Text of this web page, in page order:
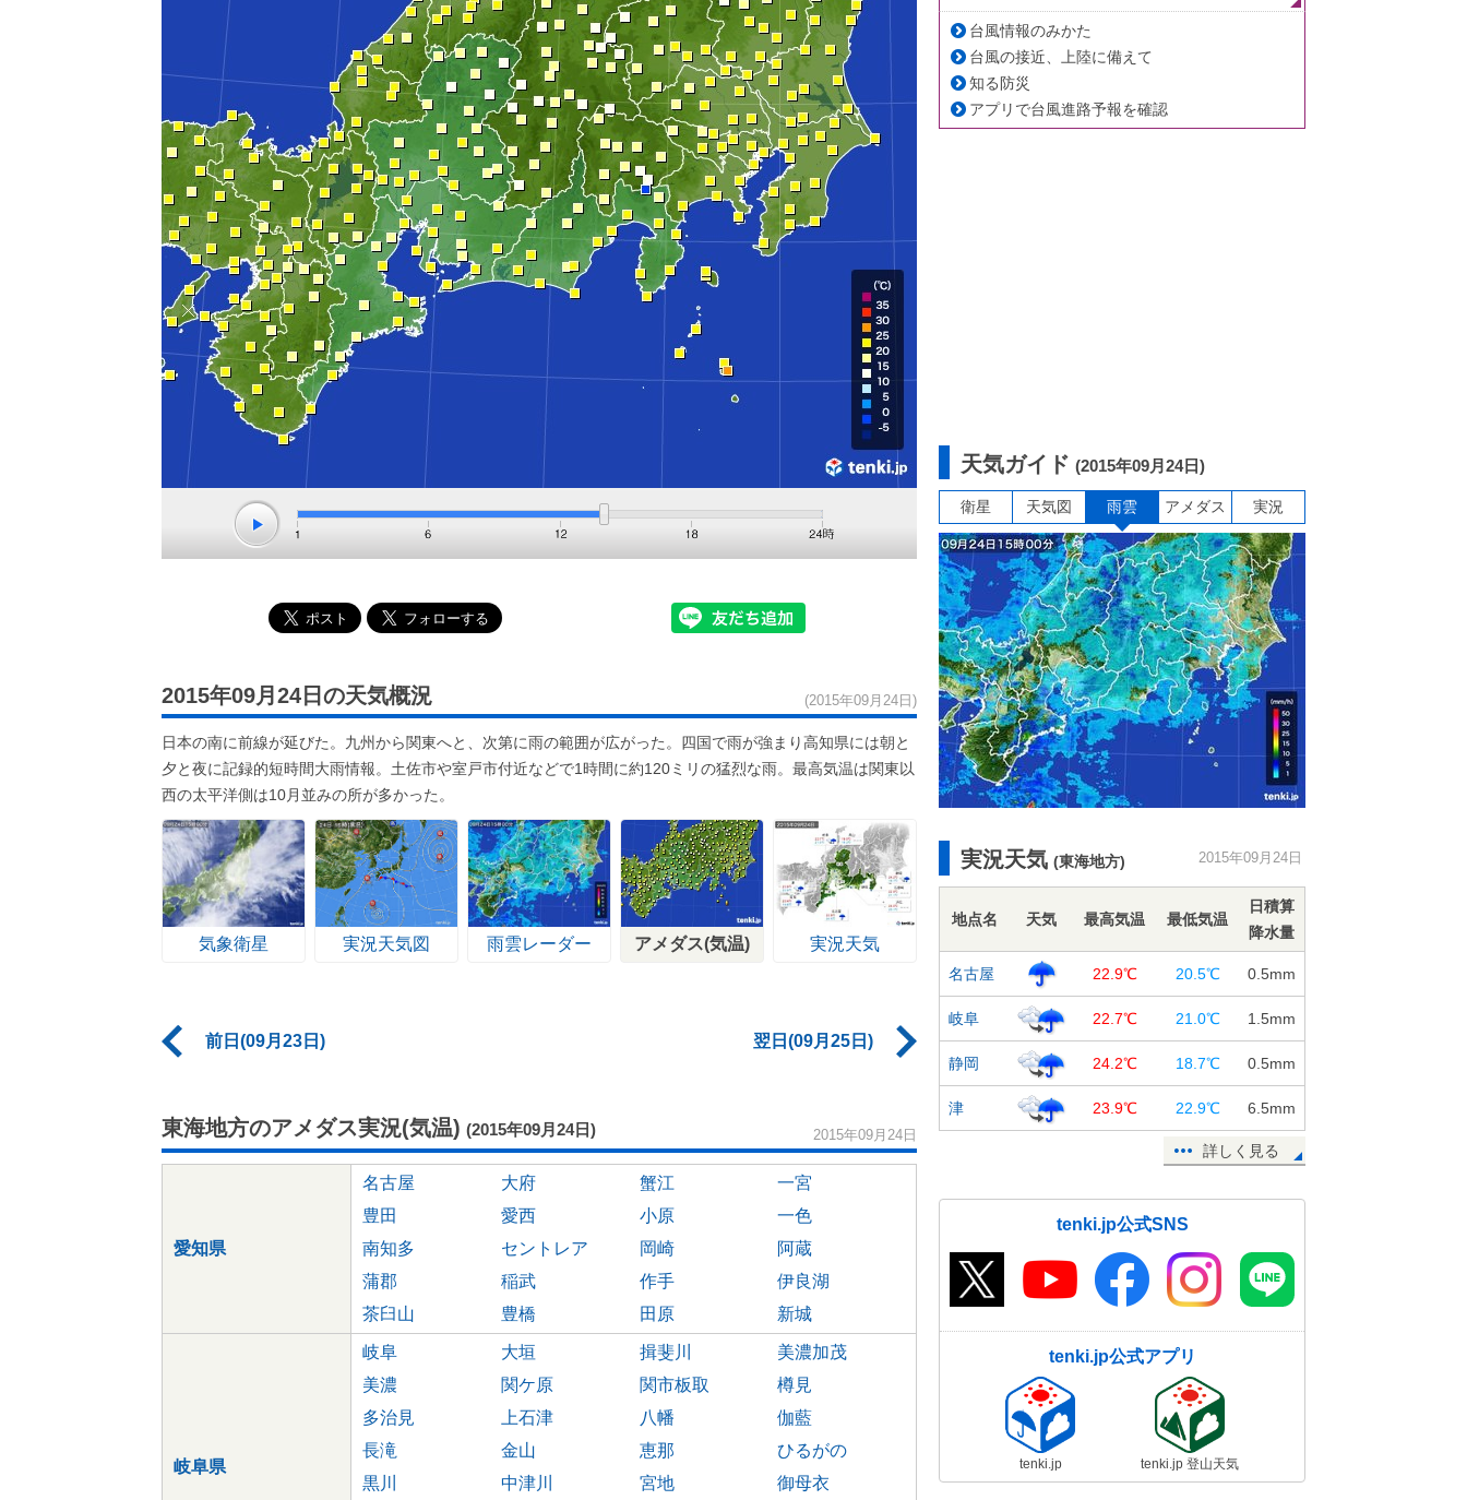
2015年09月24日の天気概況 (2015年09月24日)
日本の南に前線が延びた。九州から関東へと、次第に雨の範囲が広がった。四国で雨が強まり高知県には朝と
夕と夜に記録的短時間大雨情報。土佐市や室戸市付近などで1時間に約120ミリの猛烈な雨。最高気温は関東以
西の太平洋側は10月並みの所が多かった。
気象衛星 実況天気図 雨雲レーダー アメダス(気温) 実況天気
前日(09月23日) 翌日(09月25日)
東海地方のアメダス実況(気温) (2015年09月24日) 2015年09月24日
愛知県
名古屋 大府 蟹江
一宮
豊田
愛西 小原
一色
南知多
セントレア 岡崎
阿蔵
蒲郡
稲武 作手
伊良湖
茶臼山
豊橋 田原 新城
岐阜県
岐阜 大垣 揖斐川
美濃加茂
美濃
関ケ原 関市板取
樽見
多治見
上石津 八幡
伽藍
長滝
金山 恵那
ひるがの
黒川
中津川 宮地
御母衣
台風情報のみかた
台風の接近、上陸に備えて
知る防災
アプリで台風進路予報を確認
天気ガイド (2015年09月24日)
衛星 天気図 雨雲 アメダス 実況
実況天気 (東海地方) 2015年09月24日
地点名 天気 最高気温 最低気温
日積算
降水量
名古屋 22.9℃ 20.5℃ 0.5mm
岐阜 22.7℃ 21.0℃ 1.5mm
静岡 24.2℃ 18.7℃ 0.5mm
津 23.9℃ 22.9℃ 6.5mm
詳しく見る
tenki.jp公式SNS
tenki.jp公式アプリ
tenki.jp tenki.jp 登山天気